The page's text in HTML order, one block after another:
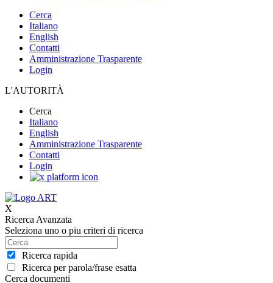
Cerca
Italiano
English
Contatti
Amministrazione Trasparente
Login
L'AUTORITÀ
Cerca
Italiano
English
Amministrazione Trasparente
Contatti
Login
X
Ricerca Avanzata
Seleziona uno o piu criteri di ricerca
Ricerca rapida
Ricerca per parola/frase esatta
Cerca documenti